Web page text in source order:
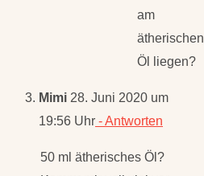
am
ätherischen
Öl liegen?
Mimi 28. Juni 2020 um
19:56 Uhr - Antworten
50 ml ätherisches Öl?